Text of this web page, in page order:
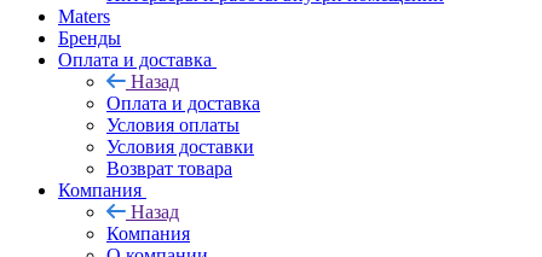
Maters
Бренды
Оплата и доставка
Назад
Оплата и доставка
Условия оплаты
Условия доставки
Возврат товара
Компания
Назад
Компания